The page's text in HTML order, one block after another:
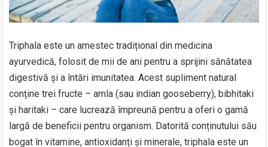
Triphala este un amestec tradițional din medicina
ayurvedică, folosit de mii de ani pentru a sprijini sănătatea
digestivă și a întări imunitatea. Acest supliment natural
conține trei fructe – amla (sau indian gooseberry), bibhitaki
și haritaki – care lucrează împreună pentru a oferi o gamă
largă de beneficii pentru organism. Datorită conținutului său
bogat în vitamine, antioxidanți și minerale, triphala este un